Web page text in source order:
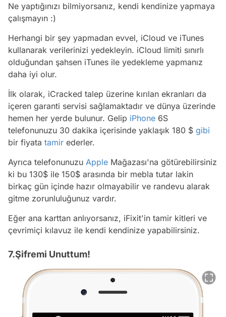
Ne yaptığınızı bilmiyorsanız, kendi kendinize yapmaya
çalışmayın :)
Herhangi bir şey yapmadan evvel, iCloud ve iTunes
kullanarak verilerinizi yedekleyin. iCloud limiti sınırlı
olduğundan şahsen iTunes ile yedekleme yapmanız
daha iyi olur.
İlk olarak, iCracked talep üzerine kırılan ekranları da
içeren garanti servisi sağlamaktadır ve dünya üzerinde
hemen her yerde bulunur. Gelip iPhone 6S
telefonunuzu 30 dakika içerisinde yaklaşık 180 $ gibi
bir fiyata tamir ederler.
Ayrıca telefonunuzu Apple Mağazası'na götürebilirsiniz
ki bu 130$ ile 150$ arasında bir mebla tutar lakin
birkaç gün içinde hazır olmayabilir ve randevu alarak
gitme zorunluluğunuz vardır.
Eğer ana karttan anlıyorsanız, iFixit'in tamir kitleri ve
çevrimiçi kılavuz ile kendi kendinize yapabilirsiniz.
7.Şifremi Unuttum!